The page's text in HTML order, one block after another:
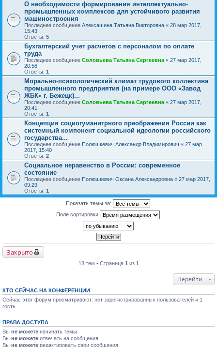
О необходимости формирования интеллектуально-
промышленных комплексов для устойчивого развития
машиностроения
Последнее сообщение Алексашина Татьяна Викторовна « 28 мар 2017,
15:43
Ответы: 5
Бухгалтерский учет расчетов с персоналом по оплате
труда
Последнее сообщение Соловьева Татьяна Сергеевна « 27 мар 2017,
20:56
Ответы: 1
Морально-психологический климат трудового коллектива
промышленного предприятия (на примере ООО «Завод
ЖБК» г. Бежецк)...
Последнее сообщение Соловьева Татьяна Сергеевна « 27 мар 2017,
20:41
Ответы: 1
Концепция социогуманитрного преображения России как
системный компонент социальной идеологии российского
государства...
Последнее сообщение Полюшкевич Александр Владимирович « 27 мар
2017, 15:40
Ответы: 2
Социальное неравенство в России: современное
состояние
Последнее сообщение Полюшкевич Оксана Александровна « 27 мар 2017,
09:29
Ответы: 1
Показать темы за:
Поле сортировки
Закрыто
18 тем • Страница 1 из 1
Перейти
КТО СЕЙЧАС НА КОНФЕРЕНЦИИ
Сейчас этот форум просматривают: нет зарегистрированных пользователей и 1
гость
ПРАВА ДОСТУПА
Вы не можете начинать темы
Вы не можете отвечать на сообщения
Вы не можете редактировать свои сообщения